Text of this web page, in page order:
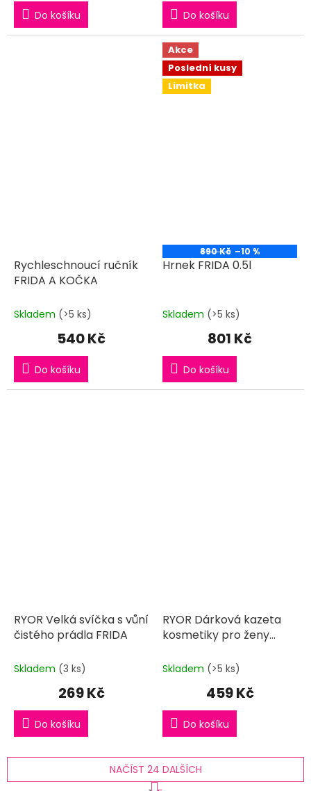
Do košíku Do košíku
Rychleschnoucí ručník
FRIDA A KOČKA
Skladem (>5 ks)
540 Kč
Do košíku
Akce
Poslední kusy
Limitka
890 Kč –10 %
Hrnek FRIDA 0.5l
Skladem (>5 ks)
801 Kč
Do košíku
RYOR Velká svíčka s vůní
čistého prádla FRIDA
Skladem (3 ks)
269 Kč
Do košíku
RYOR Dárková kazeta
kosmetiky pro ženy
den
Skladem (>5 ks)
459 Kč
Do košíku
NAČÍST 24 DALŠÍCH
S